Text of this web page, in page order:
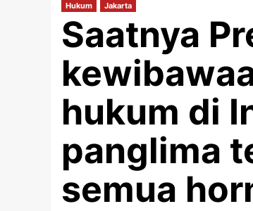
Hukum Jakarta
Saatnya
hukum di
panglima
semua